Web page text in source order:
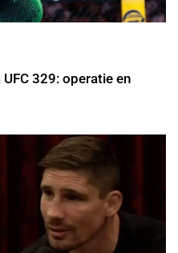
329: operatie en